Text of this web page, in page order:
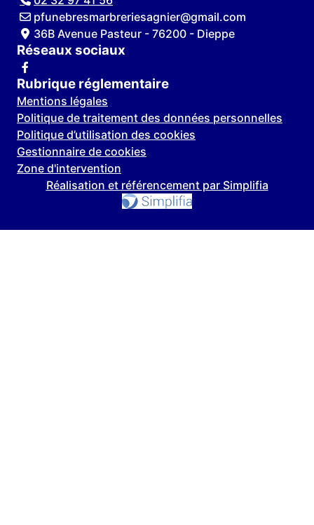
pfunebresmarbreriesagnier@gmail.com
36B Avenue Pasteur - 76200 - Dieppe
Réseaux sociaux
Rubrique réglementaire
Mentions légales
Politique de traitement des données personnelles
Politique d’utilisation des cookies
Gestionnaire de cookies
Zone d'intervention
Réalisation et référencement par Simplifia